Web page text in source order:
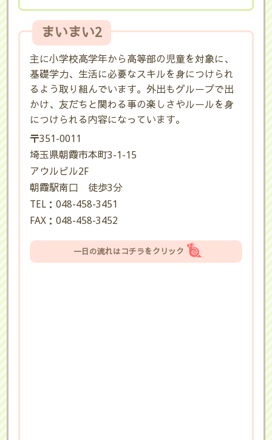
まいまい2
主に小学校高学年から高等部の児童を対象に、
基礎学力、生活に必要なスキルを身につけられ
るよう取り組んでいます。外出もグループで出
かけ、友だちと関わる事の楽しさやルールを身
につけられる内容になっています。
〒351-0011
埼玉県朝霞市本町3-1-15
アウルビル2F
朝霞駅南口 徒歩3分
TEL：048-458-3451
FAX：048-458-3452
一日の流れはコチラをクリック